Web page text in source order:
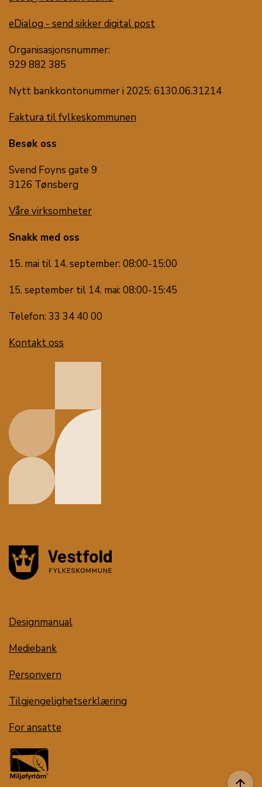
arrow_upward
eDialog - send sikker digital post
Organisasjonsnummer:
929 882 385
Nytt bankkontonummer i 2025: 6130.06.31214
Faktura til fylkeskommunen
Besøk oss
Svend Foyns gate 9
3126 Tønsberg
Våre virksomheter
Snakk med oss
15. mai til 14. september: 08:00-15:00
15. september til 14. mai: 08:00-15:45
Telefon: 33 34 40 00
Kontakt oss
Designmanual
Mediebank
Personvern
Tilgjengelighetserklæring
For ansatte